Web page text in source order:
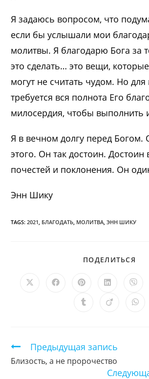
Я задаюсь вопросом, что
если бы услышали мои
молитвы. Я благодарю Бога за
это сделать… это вещи,
могут не считать чудом. Но для
требуется вся полнота Его
милосердия, чтобы выполнить
Я в вечном долгу перед Богом.
этого. Он так достоин. Достоин
почестей и поклонения. Он
Энн Шику
TAGS:2021 БЛАГОДАТЬ МОЛИТВА ЭНН ШИКУ
ПОДЕЛИТЬСЯ
Открывается
Открывается
новом
Открывается
в
новомновом
Открывается
Продолжить
чтение
Предыдущая запись
Близость, а не пророчество